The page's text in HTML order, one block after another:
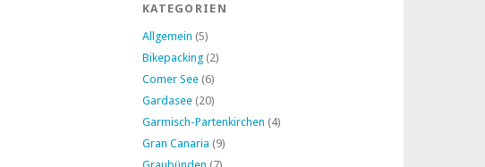
KATEGORIEN
Allgemein (5)
Bikepacking (2)
Comer See (6)
Gardasee (20)
Garmisch-Partenkirchen (4)
Gran Canaria (9)